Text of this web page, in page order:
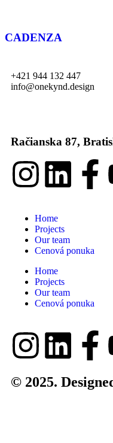
CADENZA
+421 944 132 447
info@onekynd.design
Račianska 87,
Home
Projects
Our team
Cenová ponuka
Home
Projects
Our team
Cenová ponuka
© 2025.